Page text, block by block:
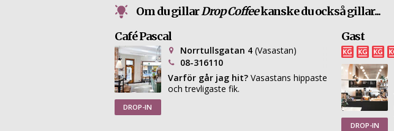
Om du gillarDrop Coffeekanske du också gillar...
Café Pascal
DROP-IN
Norrtullsgatan 4 (Vasastan)
08-316110
Varför går jag hit? Vasastans hippaste
och trevligaste fik.
Gast
DROP-IN